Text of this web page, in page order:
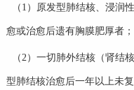
（1）原发型肺结核、浸润
愈或治愈后遗有胸膜肥厚者；
（2）一切肺外结核（肾结
型肺结核治愈后一年以上未